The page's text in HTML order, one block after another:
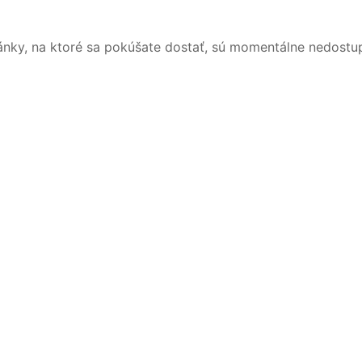
na ktoré sa pokúšate dostať, sú momentálne